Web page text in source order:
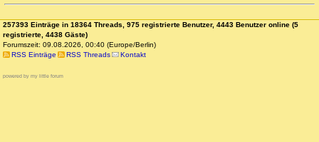
257393 Einträge in 18364 Threads, 975 registrierte Benutzer, 4443 Benutzer online (5
registrierte, 4438 Gäste)
Forumszeit: 09.08.2026, 00:40 (Europe/Berlin)
RSS Einträge
RSS Threads Kontakt
powered by my little forum